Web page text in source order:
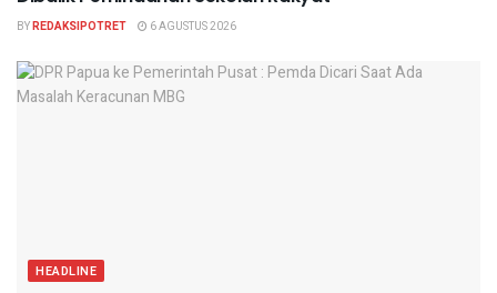
BYREDAKSIPOTRET 6 AGUSTUS 2026
HEADLINE